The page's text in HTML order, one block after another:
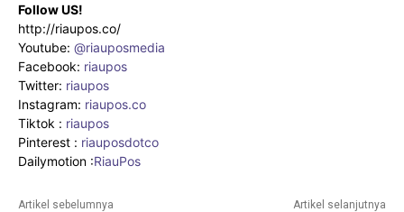
Follow US!
http://riaupos.co/
Youtube: @riauposmedia
Facebook: riaupos
Twitter: riaupos
Instagram: riaupos.co
Tiktok : riaupos
Pinterest : riauposdotco
Dailymotion :RiauPos
Artikel sebelumnya Artikel selanjutnya